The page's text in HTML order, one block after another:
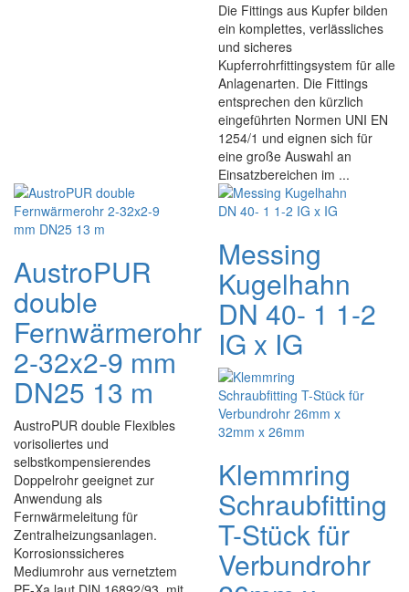
Die Fittings aus Kupfer bilden
ein komplettes, verlässliches
und sicheres
Kupferrohrfittingsystem für alle
Anlagenarten. Die Fittings
entsprechen den kürzlich
eingeführten Normen UNI EN
1254/1 und eignen sich für
eine große Auswahl an
Einsatzbereichen im ...
AustroPUR
double
Fernwärmerohr
2-32x2-9 mm
DN25 13 m
AustroPUR double Flexibles
vorisoliertes und
selbstkompensierendes
Doppelrohr geeignet zur
Anwendung als
Fernwärmeleitung für
Zentralheizungsanlagen.
Korrosionssicheres
Mediumrohr aus vernetztem
Messing
Kugelhahn
DN 40- 1 1-2
IG x IG
Klemmring
Schraubfitting
T-Stück für
Verbundrohr